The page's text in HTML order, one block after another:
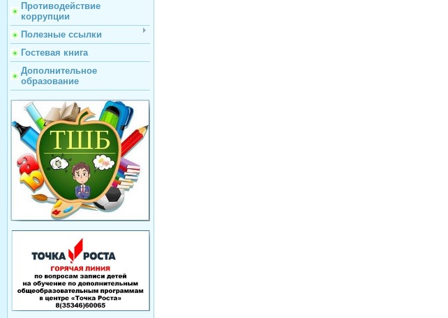
Противодействие
коррупции
Полезные ссылки
Гостевая книга
Дополнительное
образование